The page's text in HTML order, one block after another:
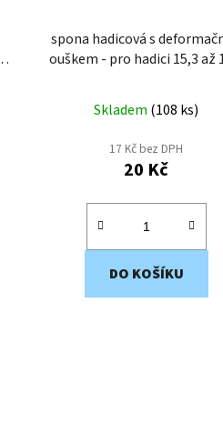
spona hadicová s
ouškem - pro hadici 15,3 až 17,5
Skladem (108 ks)
17 Kč bez DPH
20 Kč
DO KOŠÍKU